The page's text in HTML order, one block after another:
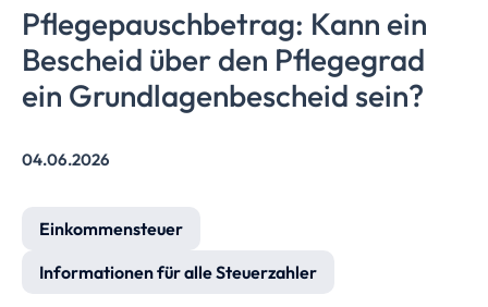
Pflegepauschbetrag: Kann ein
Bescheid über den Pflegegrad
ein Grundlagenbescheid sein?
04.06.2026
Einkommensteuer
Informationen für alle Steuerzahler